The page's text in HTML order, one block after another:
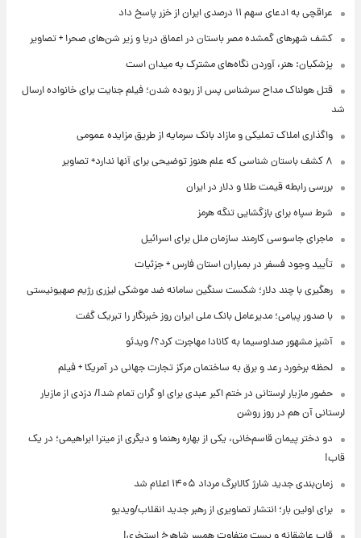
عراقچی به ادعای سهم ۱۱ درصدی ایران از خزر پاسخ داد
کشف شهرهای گمشده مصر باستان در اعماق دریا و زیر شن‌های صحرا + تصاویر
پزشکیان: هنر، آوردن نگاه‌های مشترک به میدان است
قتل هولناک مداح سرشناس پس از ربوده شدن؛ فیلم جنایت برای خانواده ارسال
شد
واگذاری املاک تملیکی و مازاد بانک سرمایه از طریق مزایده عمومی
۸ کشف باستان شناسی که علم هنوز توضیحی برای آنها ندارد+ تصاویر
بررسی رابطه قیمت طلا و دلار در ایران
شرط سپاه برای بازگشایی تنگه هرمز
ماجرای جاسوسی کارمند سازمان ملل برای اسرائیل
تأیید وجود فسفر در بمباران استان فارس + جزئیات
رهگیری با چند دلار؛ شکست سنگین سامانه ضد موشکی لیزری رژیم صهیونیستی
با صدور پیامی؛ مدیرعامل بانک ملی ایران روز خبرنگار را تبریک گفت
آشپز مشهور صداوسیما به کانادا مهاجرت کرد؟/ ویدئو
لحظه برخورد رعد و برق به ساختمان مرکز تجارت جهانی در آمریکا + فیلم
حضور مازیار لرستانی در ختم اکبر عبدی برای او گران تمام شد!/ دزدی از مازیار
لرستانی آن هم در روز روشن
دو دختر پیمان قاسم‌خانی، یکی از بهاره رهنما و دیگری از میترا ابراهیمی؛ در یک
قاب!
زمان‌بندی جدید شارژ کالابرگ مرداد ۱۴۰۵ اعلام شد
برای اولین بار؛ انتشار تصاویری از رهبر جدید انقلاب/ویدیو